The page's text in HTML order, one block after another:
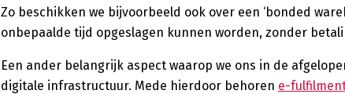
Zo beschikken we bijvoorbeeld ook over een ‘bonded
onbepaalde tijd opgeslagen kunnen worden, zonder
Een ander belangrijk aspect waarop we ons in de
digitale infrastructuur. Mede hierdoor behoren e-